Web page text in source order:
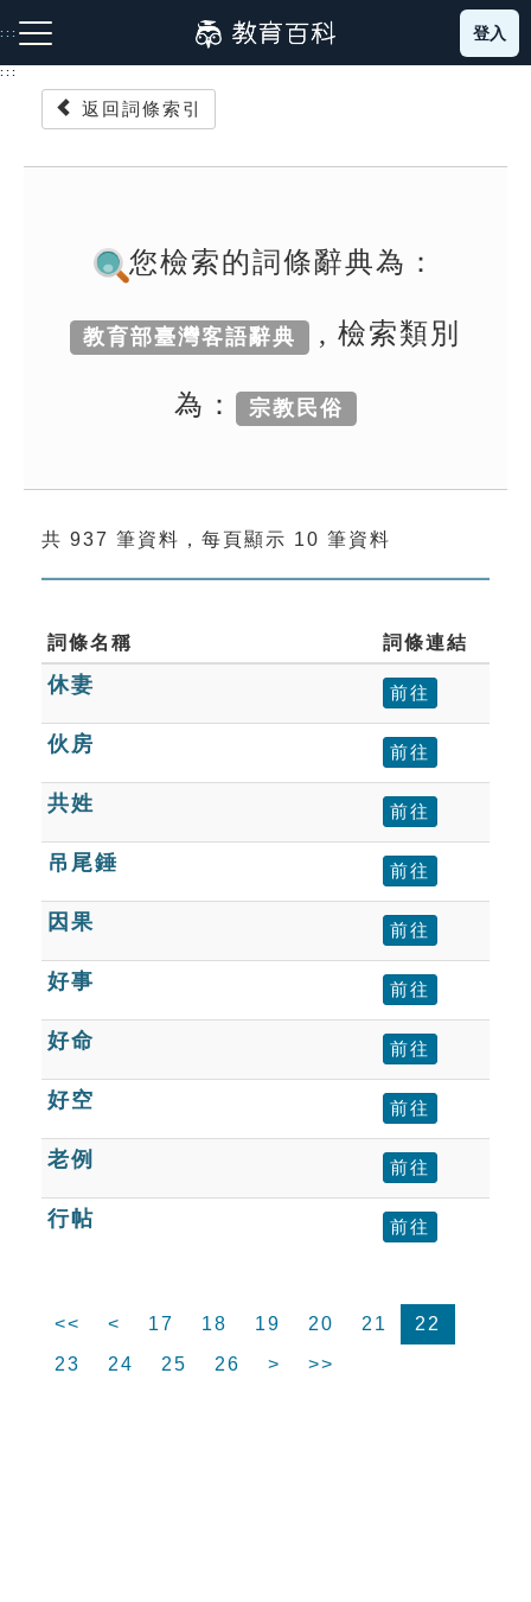
到
主
:::
成語故事
索引選單
單字索引
生命大百科索引
遊戲專區
教學應用
貓頭鷹博士
登入
:::
返回詞條索引
您檢索的詞條辭典為：
教育部臺灣客語辭典 , 檢索類別
為： 宗教民俗
共 937 筆資料，每頁顯示 10 筆資料
詞條名稱 詞條連結
休妻 前往
伙房 前往
共姓 前往
吊尾錘 前往
因果 前往
好事 前往
好命 前往
好空 前往
老例 前往
行帖 前往
<< < 17 18 19 20 21
22
23
24 25 26 > >>